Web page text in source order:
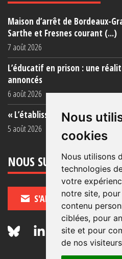
Nous
cookies
Nous utilisons
technologies
votre
notre site,
contenu
ciblées, pour
site et pour
de nos
Maison d’arrêt de Bordeaux-
Sarthe et Fresnes courant (...)
7 août 2026
L’éducatif en prison : une
annoncés
6 août 2026
« L’établissement est une
5 août 2026
NOUS SUIVRE
S'ABONNER